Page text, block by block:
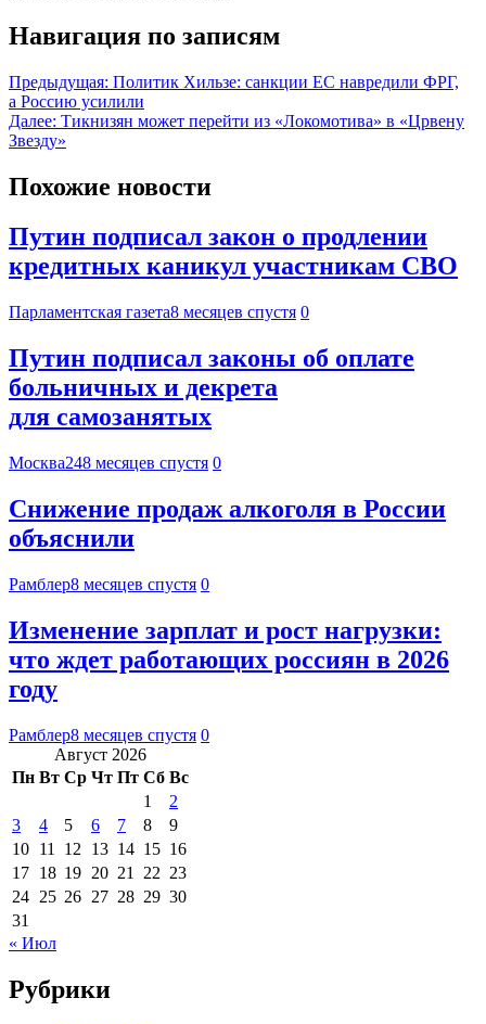
Навигация по записям
Предыдущая: Политик Хильзе: санкции ЕС навредили ФРГ,
а Россию усилили
Далее: Тикнизян может перейти из «Локомотива» в «Црвену
Звезду»
Похожие новости
Путин подписал закон о продлении
кредитных каникул участникам СВО
Парламентская газета8 месяцев спустя 0
Путин подписал законы об оплате
больничных и декрета
для самозанятых
Москва248 месяцев спустя 0
Снижение продаж алкоголя в России
объяснили
Рамблер8 месяцев спустя 0
Изменение зарплат и рост нагрузки:
что ждет работающих россиян в 2026
году
Рамблер8 месяцев спустя 0
Август 2026
Пн Вт Ср Чт Пт Сб Вс
1
2
3
4 5 6 7 8
9
10 11 12 13 14 15 16
17 18 19 20 21 22 23
24 25 26 27 28 29 30
31
« Июл
Рубрики